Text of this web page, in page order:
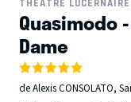
THÉÂTRE LUCERNAIRE
Quasimodo
Dame
de Alexis CONSOLATO,